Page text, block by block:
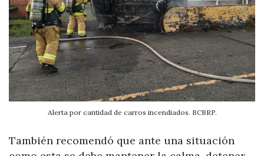
Alerta por cantidad de carros incendiados. BCBRP.
También recomendó que ante una situación